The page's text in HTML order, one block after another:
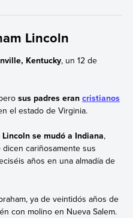
Lincoln
Kentucky, un 12 de
sus padres eran cristianos
el estado de Virginia.
se mudó a Indiana,
cariñosamente sus
años en una almadía de
ya de veintidós años de
con molino en Nueva Salem.